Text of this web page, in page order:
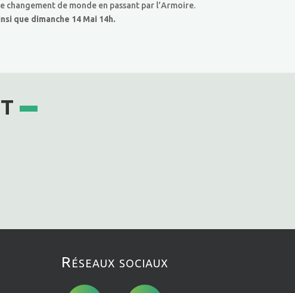
changement de monde en passant par l’Armoire.
que dimanche 14 Mai 14h.
Réseaux sociaux